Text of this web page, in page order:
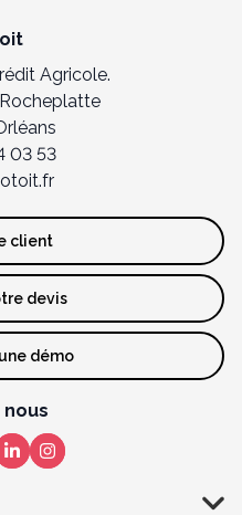
Agricole.
03 53
client
devis
démo
nous